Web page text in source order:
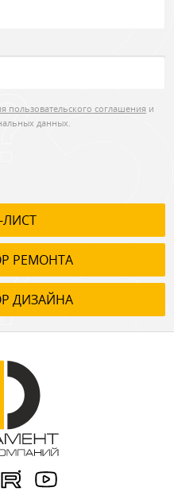
пользовательского соглашения и
данных.
РЕМОНТА
ДИЗАЙНА